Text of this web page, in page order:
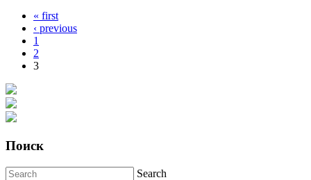
Pages« first
‹ previous
1
2
3
Поиск
Search